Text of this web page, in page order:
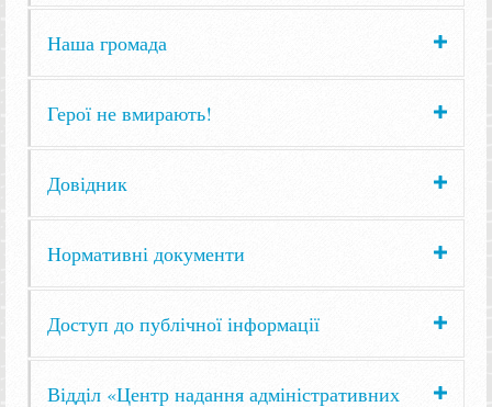
Наша громада
Герої не вмирають!
Довідник
Нормативні документи
Доступ до публічної інформації
Відділ «Центр надання адміністративних